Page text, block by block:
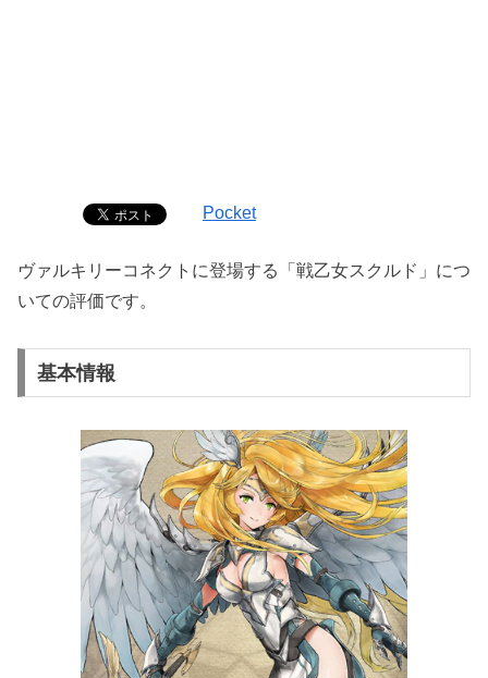
Pocket
ヴァルキリーコネクトに登場する「戦乙女スクルド」につ
いての評価です。
基本情報